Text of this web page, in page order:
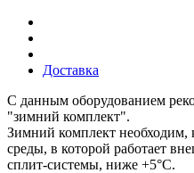
Доставка
С данным оборудованием
"зимний комплект".
Зимний комплект необходим,
среды, в которой работает
сплит-системы, ниже +5°С.